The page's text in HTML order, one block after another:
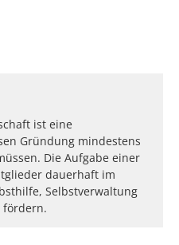
ist eine
Gründung mindestens
Die Aufgabe einer
dauerhaft im
Selbstverwaltung
fördern.